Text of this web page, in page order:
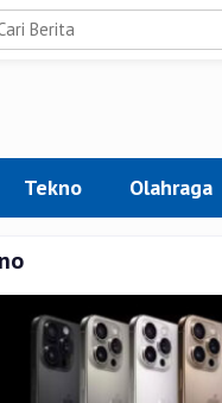
Tekno Olahraga